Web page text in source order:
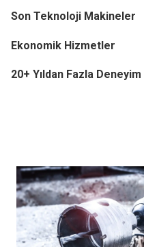
Son Teknoloji Makineler
Ekonomik Hizmetler
20+ Yıldan Fazla Deneyim